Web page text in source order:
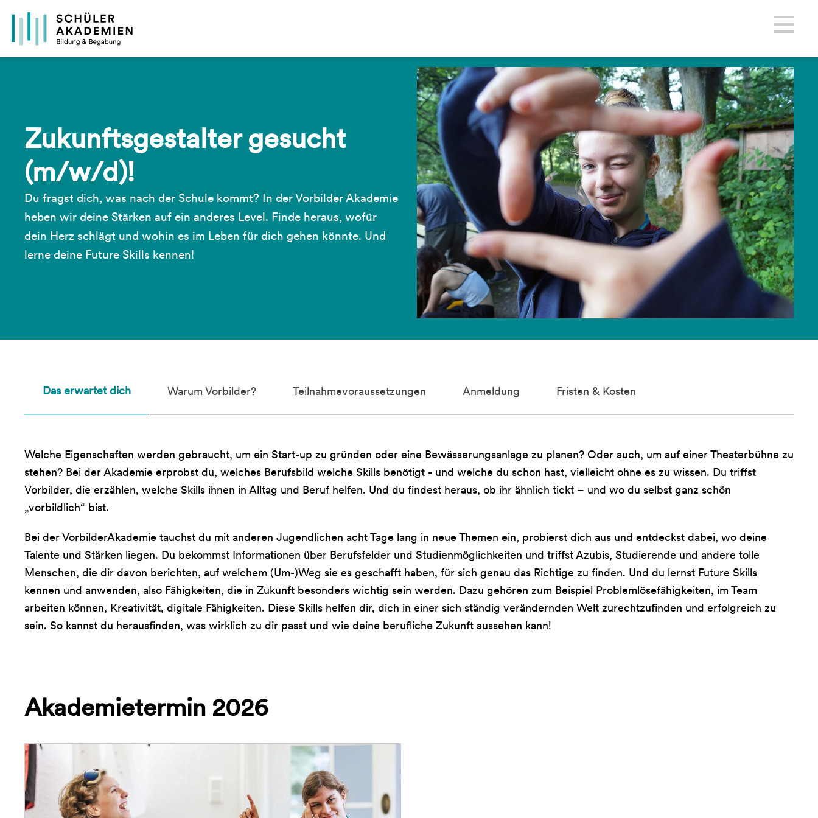
Zukunftsgestalter gesucht
(m/w/d)!
Du fragst dich, was nach der Schule kommt? In der Vorbilder Akademie
heben wir deine Stärken auf ein anderes Level. Finde heraus, wofür
dein Herz schlägt und wohin es im Leben für dich gehen könnte. Und
lerne deine Future Skills kennen!
Das erwartet dich Warum Vorbilder? Teilnahmevoraussetzungen Anmeldung Fristen & Kosten
Welche Eigenschaften werden gebraucht, um ein Start-up zu gründen oder eine Bewässerungsanlage zu planen? Oder auch, um auf einer Theaterbühne zu
stehen? Bei der Akademie erprobst du, welches Berufsbild welche Skills benötigt - und welche du schon hast, vielleicht ohne es zu wissen. Du triffst
Vorbilder, die erzählen, welche Skills ihnen in Alltag und Beruf helfen. Und du findest heraus, ob ihr ähnlich tickt – und wo du selbst ganz schön
„vorbildlich“ bist.
Bei der VorbilderAkademie tauchst du mit anderen Jugendlichen acht Tage lang in neue Themen ein, probierst dich aus und entdeckst dabei, wo deine
Talente und Stärken liegen. Du bekommst Informationen über Berufsfelder und Studienmöglichkeiten und triffst Azubis, Studierende und andere tolle
Menschen, die dir davon berichten, auf welchem (Um-)Weg sie es geschafft haben, für sich genau das Richtige zu finden. Und du lernst Future Skills
kennen und anwenden, also Fähigkeiten, die in Zukunft besonders wichtig sein werden. Dazu gehören zum Beispiel Problemlösefähigkeiten, im Team
arbeiten können, Kreativität, digitale Fähigkeiten. Diese Skills helfen dir, dich in einer sich ständig verändernden Welt zurechtzufinden und erfolgreich zu
sein. So kannst du herausfinden, was wirklich zu dir passt und wie deine berufliche Zukunft aussehen kann!
Akademietermin 2026